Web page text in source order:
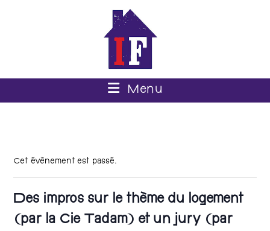
Menu
Cet évènement est passé.
Des impros sur le thème du logement
(par la Cie Tadam) et un jury (par